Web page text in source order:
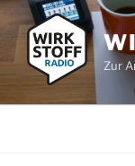
Zum
Inhalt
springen
Zur